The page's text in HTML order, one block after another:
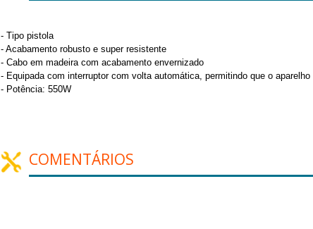
- Tipo pistola
- Acabamento robusto e super resistente
- Cabo em madeira com acabamento envernizado
- Equipada com interruptor com volta automática, permitindo que o
- Potência: 550W
COMENTÁRIOS